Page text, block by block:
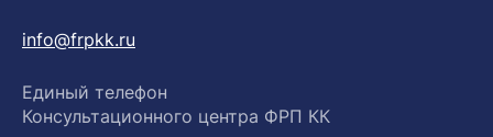
info@frpkk.ru
Единый телефон
Консультационного центра ФРП КК